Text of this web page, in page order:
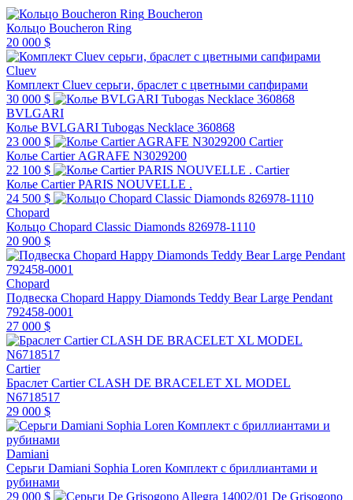
Boucheron
Кольцо Boucheron Ring
20 000 $
Cluev
Комплект Cluev серьги, браслет с цветными сапфирами
30 000 $
BVLGARI
Колье BVLGARI Tubogas Necklace 360868
23 000 $
Cartier
Колье Cartier AGRAFE N3029200
22 100 $
Cartier
Колье Cartier PARIS NOUVELLE .
24 500 $
Chopard
Кольцо Chopard Classic Diamonds 826978-1110
20 900 $
Chopard
Подвеска Chopard Happy Diamonds Teddy Bear Large Pendant
792458-0001
27 000 $
Cartier
Браслет Cartier CLASH DE BRACELET XL MODEL
N6718517
29 000 $
Damiani
Серьги Damiani Sophia Loren Комплект с бриллиантами и
рубинами
29 000 $
De Grisogono